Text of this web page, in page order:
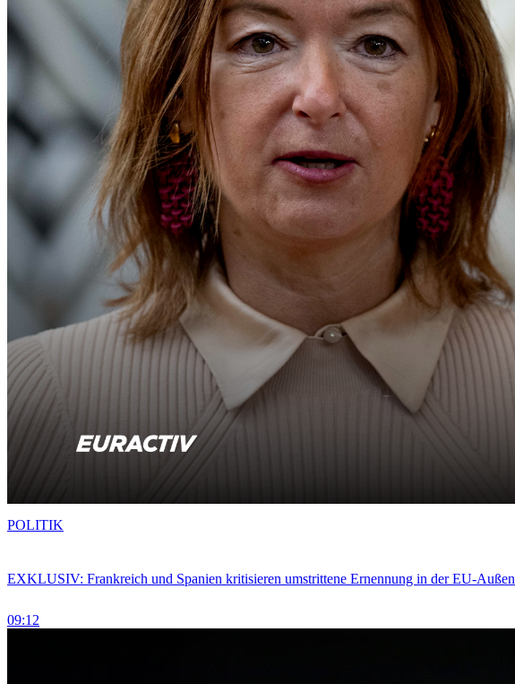
EXKLUSIV: Frankreich und Spanien kritisieren umstrittene Ernennung in der EU-
09:12
POLITIK